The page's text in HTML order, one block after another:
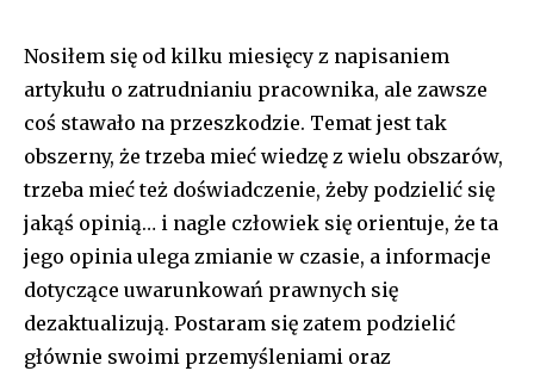
Nosiłem się od kilku miesięcy z napisaniem
artykułu o zatrudnianiu pracownika, ale zawsze
coś stawało na przeszkodzie. Temat jest tak
obszerny, że trzeba mieć wiedzę z wielu obszarów,
trzeba mieć też doświadczenie, żeby podzielić się
jakąś opinią… i nagle człowiek się orientuje, że ta
jego opinia ulega zmianie w czasie, a informacje
dotyczące uwarunkowań prawnych się
dezaktualizują. Postaram się zatem podzielić
głównie swoimi przemyśleniami oraz